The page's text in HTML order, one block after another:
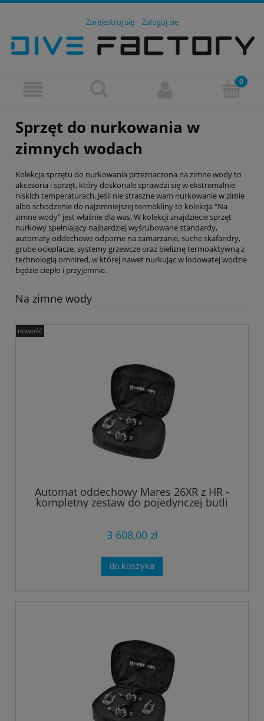
Zarejestruj się Zaloguj się
Sprzęt do nurkowania w
zimnych wodach
Kolekcja sprzętu do nurkowania przeznaczona na zimne wody to
akcesoria i sprzęt, który doskonale sprawdzi się w ekstremalnie
niskich temperaturach. Jeśli nie straszne wam nurkowanie w zimie
albo schodzenie do najzimniejszej termokliny to kolekcja "Na
zimne wody" jest właśnie dla was. W kolekcji znajdziecie sprzęt
nurkowy spełniający najbardziej wyśrubowane standardy,
automaty oddechowe odporne na zamarzanie, suche skafandry,
grube ocieplacze, systemy grzewcze oraz bieliznę termoaktywną z
technologią omnired, w której nawet nurkując w lodowatej wodzie
będzie ciepło i przyjemnie.
Na zimne wody
Automat oddechowy Mares 26XR z HR -
kompletny zestaw do pojedynczej butli
3 608,00 zł
do koszyka
nowość